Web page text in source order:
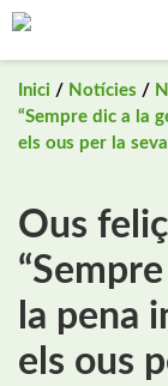
Saltar
Inici / Notícies /
“Sempre dic a la
els ous per la
Ous
la pena
els ous